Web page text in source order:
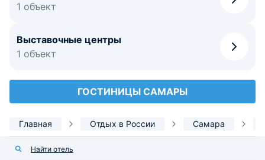
1 объект
Выставочные центры
1 объект
ГОСТИНИЦЫ САМАРЫ
Главная Отдых в России Самара
Найти отель